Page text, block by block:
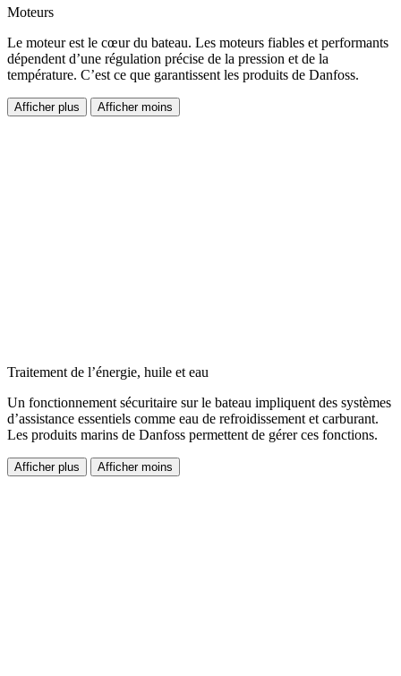
Moteurs
Le moteur est le cœur du bateau. Les moteurs fiables et performants
dépendent d’une régulation précise de la pression et de la
température. C’est ce que garantissent les produits de Danfoss.
Afficher plus Afficher moins
Traitement de l’énergie, huile et eau
Un fonctionnement sécuritaire sur le bateau impliquent des systèmes
d’assistance essentiels comme eau de refroidissement et carburant.
Les produits marins de Danfoss permettent de gérer ces fonctions.
Afficher plus Afficher moins